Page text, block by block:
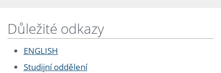
Důležité odkazy
ENGLISH
Studijní oddělení